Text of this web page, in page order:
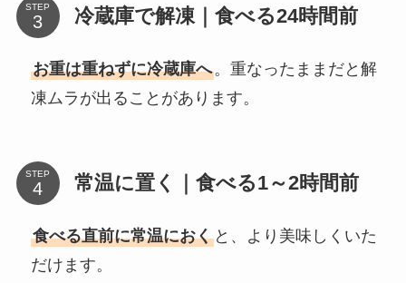
STEP 冷蔵庫で解凍｜食べる24時間前
お重は重ねずに冷蔵庫へ。重なったままだと解
凍ムラが出ることがあります。
STEP 常温に置く｜食べる1～2時間前
食べる直前に常温におくと、より美味しくいた
だけます。